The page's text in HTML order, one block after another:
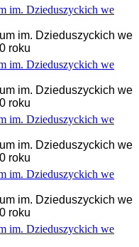
im. Dzieduszyckich we
roku
im. Dzieduszyckich we
roku
im. Dzieduszyckich we
roku
im. Dzieduszyckich we
roku